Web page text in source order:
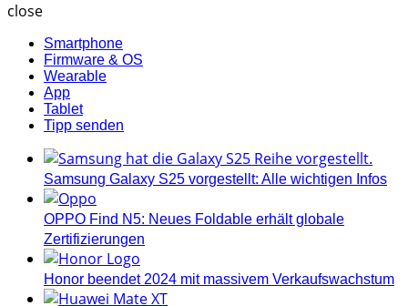
close
Smartphone
Firmware & OS
Wearable
App
Tablet
Tipp senden
Samsung Galaxy S25 vorgestellt: Alle wichtigen Infos
OPPO Find N5: Neues Foldable erhält globale
Zertifizierungen
Honor beendet 2024 mit massivem Verkaufswachstum